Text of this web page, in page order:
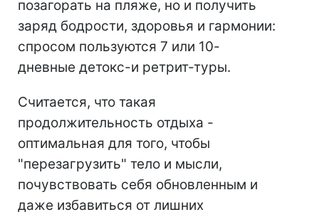
позагорать на пляже, но и получить
заряд бодрости, здоровья и гармонии:
спросом пользуются 7 или 10-
дневные детокс-и ретрит-туры.
Считается, что такая
продолжительность отдыха -
оптимальная для того, чтобы
"перезагрузить" тело и мысли,
почувствовать себя обновленным и
даже избавиться от лишних